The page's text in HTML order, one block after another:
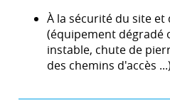
À la sécurité du site et
(équipement dégradé
instable, chute de
des chemins d'accès ...)